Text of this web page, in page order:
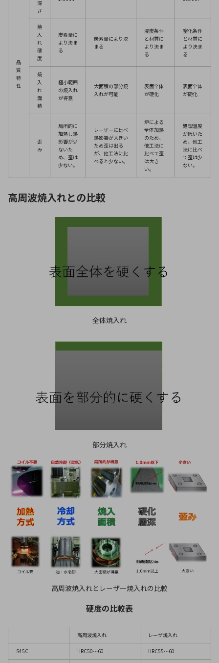
品
質
特
性
深
さ
焼
入
れ
硬
度
炭素量に
より決ま
る
炭素量により決
まる
浸炭条件
と材質に
より決ま
る
窒化条件
と材質に
より決ま
る
焼
入
れ
面
積
極小範囲
の焼入れ
が得意
大面積の部分焼
入れが可能
表面全体
が硬化
表面全体
が硬化
歪
み
局所的に
加熱し熱
影響が少
ないた
め、歪は
少ない。
レーザーに比べ
熱影響が大きい
ため歪は出る
が、他工法に比
べると少ない。
炉による
全体加熱
のため、
他工法に
比べて歪
は大き
い。
処理温度
が低いた
め、他工
法に比べ
て歪は少
ない。
高周波焼入れとの比較
全体焼入れ
部分焼入れ
高周波焼入れとレーザー焼入れの比較
硬度の比較表
高周波焼入れ レーザ焼入れ
S45C HRC50～60 HRC55～60